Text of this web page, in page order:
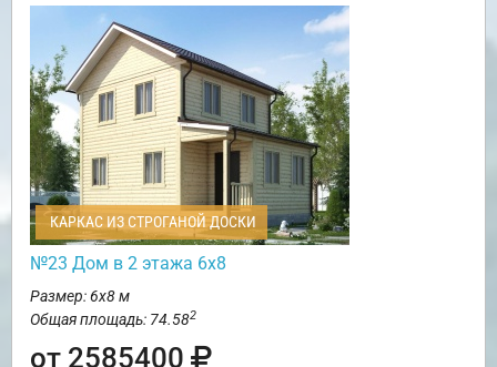
КАРКАС ИЗ СТРОГАНОЙ ДОСКИ
№23 Дом в 2 этажа 6х8
Размер: 6х8 м
Общая площадь: 74.582
от 2585400